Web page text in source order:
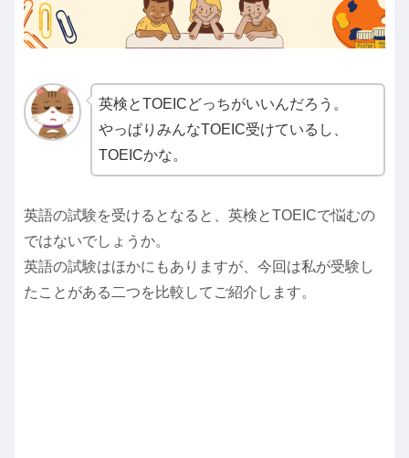
英検とTOEICどっちがいいんだろう。
やっぱりみんなTOEIC受けているし、
TOEICかな。
英語の試験を受けるとなると、英検とTOEICで悩むの
ではないでしょうか。
英語の試験はほかにもありますが、今回は私が受験し
たことがある二つを比較してご紹介します。